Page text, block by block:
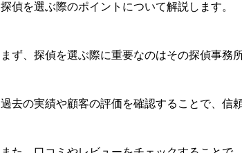
探偵を選ぶ際のポイントについて解説します。
まず、探偵を選ぶ際に重要なのはその探偵事務
過去の実績や顧客の評価を確認することで、信